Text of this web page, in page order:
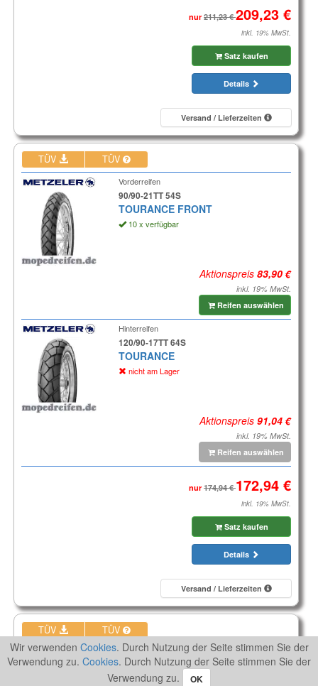
nur
inkl. 19% MwSt.
Satz kaufen
Details
Versand / Lieferzeiten
TÜV TÜV
Vorderreifen
90/90-21TT 54S
TOURANCE FRONT
10 x verfügbar
Aktionspreis
inkl. 19% MwSt.
Reifen auswählen
Hinterreifen
120/90-17TT 64S
TOURANCE
nicht am Lager
Aktionspreis
inkl. 19% MwSt.
Reifen auswählen
nur
inkl. 19% MwSt.
Satz kaufen
Details
Versand / Lieferzeiten
TÜV TÜV
Semi-Enduro Vorderreifen
90/90-21 54T TL
ANAKEE STREET FRONT
Wir verwenden Cookies. Durch Nutzung der Seite stimmen Sie der
Verwendung zu. Cookies. Durch Nutzung der Seite stimmen Sie der
Verwendung zu.
OK